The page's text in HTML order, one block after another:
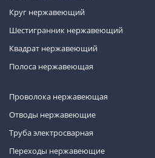
Круг нержавеющий
Шестигранник нержавеющий
Квадрат нержавеющий
Полоса нержавеющая
Проволока нержавеющая
Отводы нержавеющие
Труба электросварная
Переходы нержавеющие